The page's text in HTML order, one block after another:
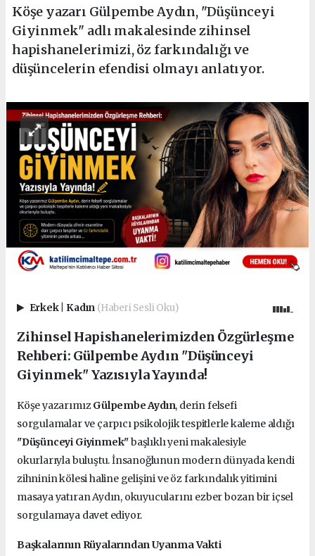
Köşe yazarı Gülpembe Aydın, "Düşünceyi
Giyinmek" adlı makalesinde zihinsel
hapishanelerimizi, öz farkındalığı ve
düşüncelerin efendisi olmayı anlatıyor.
Erkek Kadın (Haberi Sesli Oku)
Zihinsel Hapishanelerimizden Özgürleşme
Rehberi: Gülpembe Aydın "Düşünceyi
Giyinmek" Yazısıyla Yayında!
Köşe yazarımızGülpembe Aydın, derin felsefi
sorgulamalar ve çarpıcı psikolojik tespitlerle kaleme aldığı
"Düşünceyi Giyinmek"başlıklı yeni makalesiyle
okurlarıyla buluştu. İnsanoğlunun modern dünyada kendi
zihninin kölesi haline gelişini ve öz farkındalık yitimini
masaya yatıran Aydın, okuyucularını ezber bozan bir içsel
sorgulamaya davet ediyor.
Başkalarının Rüyalarından Uyanma Vakti